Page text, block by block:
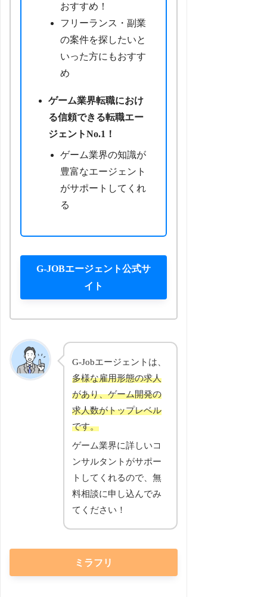
おすすめ！
フリーランス・副業
の案件を探したいと
いった方にもおすす
め
ゲーム業界転職におけ
る信頼できる転職エー
ジェントNo.1！
ゲーム業界の知識が
豊富なエージェント
がサポートしてくれ
る
G-JOBエージェント公式サ
イト
G-Jobエージェントは、
多様な雇用形態の求人
があり、ゲーム開発の
求人数がトップレベル
です。
ゲーム業界に詳しいコ
ンサルタントがサポー
トしてくれるので、無
料相談に申し込んでみ
てください！
ミラフリ